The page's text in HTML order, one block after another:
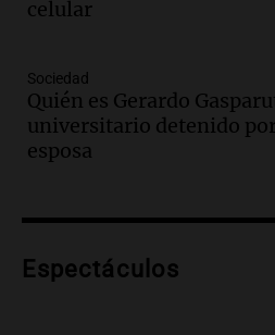
Panorama Federal
Audio.
reporta menos
accidentes de
pago en chachos
Noticias
celular
Sociedad
Quién es Gerardo
universitario detenido
esposa
Espectáculos